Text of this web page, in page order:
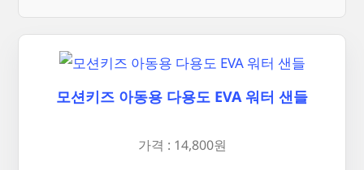
모션키즈 아동용 다용도 EVA 워터 샌들
가격 : 14,800원